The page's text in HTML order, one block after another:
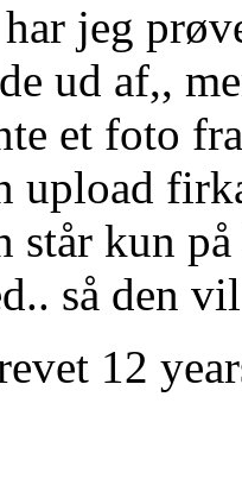
jeg
ud af,,
et foto
upload
står kun
så den
12